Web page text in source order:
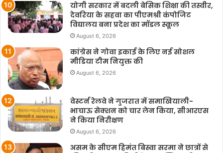
योगी सरकार में बदली बेसिक शिक्षा की तस्वीर,
देवरिया के सहवा का पीएमश्री कंपोजिट
विद्यालय बना प्रदेश का मॉडल स्कूल
August 6, 2026
कांग्रेस ने गोवा इकाई के लिए नई सोशल
मीडिया टीम नियुक्त की
August 6, 2026
वेस्टर्न रेलवे ने गुजरात में समाखियाली-
भाचाऊ सेक्शन को चार लेन किया, सीआरएस
ने किया निरीक्षण
August 6, 2026
असम के सीएम हिमंत बिस्वा सरमा ने छात्रों से